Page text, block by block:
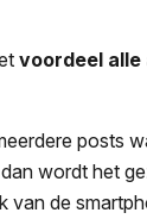
voordeel
posts
wordt het
van de